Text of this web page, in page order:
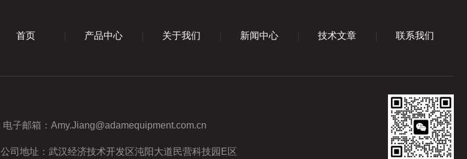
首页 产品中心 关于我们 新闻中心 技术文章 联系我们
电子邮箱： Amy.Jiang@adamequipment.com.cn
公司地址：武汉经济技术开发区沌阳大道民营科技园E区